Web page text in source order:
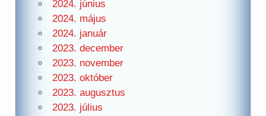
2024. június
2024. május
2024. január
2023. december
2023. november
2023. október
2023. augusztus
2023. július